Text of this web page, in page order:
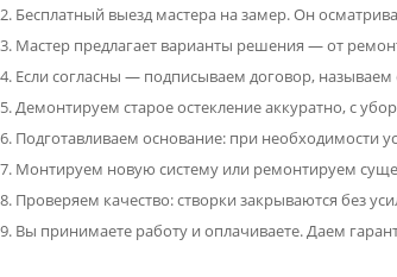
Бесплатный выезд мастера на замер. Он
Мастер предлагает варианты решения — от
Если согласны — подписываем договор,
Демонтируем старое остекление аккуратно, с
Подготавливаем основание: при необходимости
Монтируем новую систему или ремонтируем
Проверяем качество: створки закрываются без
Вы принимаете работу и оплачиваете. Даем